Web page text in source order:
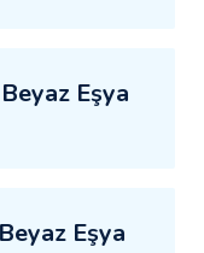
Eşya
Eşya